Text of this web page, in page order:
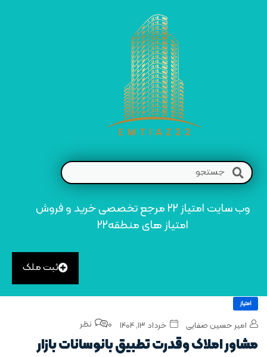
وب سایت امتیاز 22 مرجع تخصصی خرید و فروش
امتیاز های منطقه22
ثبت ملک
امتیاز
امیر حسین صفایی خرداد ۱۳, ۱۴۰۴ 0 نظر
مشاور املاک وقدرت تطبیق بانوسانات بازار